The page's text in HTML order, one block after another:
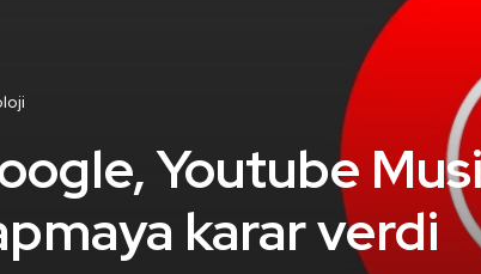
Youtube
karar verdi